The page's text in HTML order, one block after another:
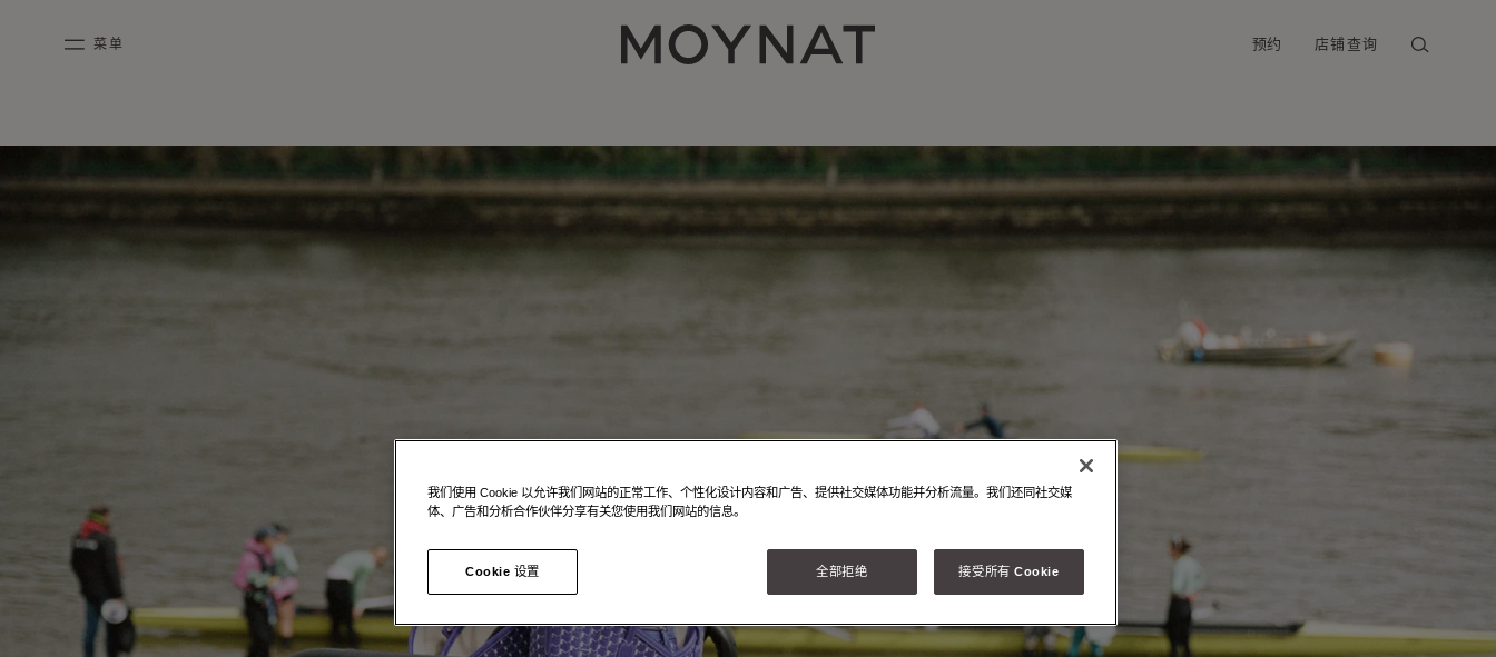
mobile_menu
菜单
MOYNAT PARIS
预约 店铺查询
PURPLE CANVAS M
MIGNON
THE ATELIER
法语
我们使用 Cookie 以允许我们网站的正常工作、个性化设计内容和广告、提供社交媒体功能并分析流量。我们还同社交媒
体、广告和分析合作伙伴分享有关您使用我们网站的信息。
Cookie 设置 全部拒绝 接受所有 Cookie